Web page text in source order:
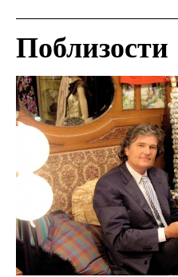
Поблизости